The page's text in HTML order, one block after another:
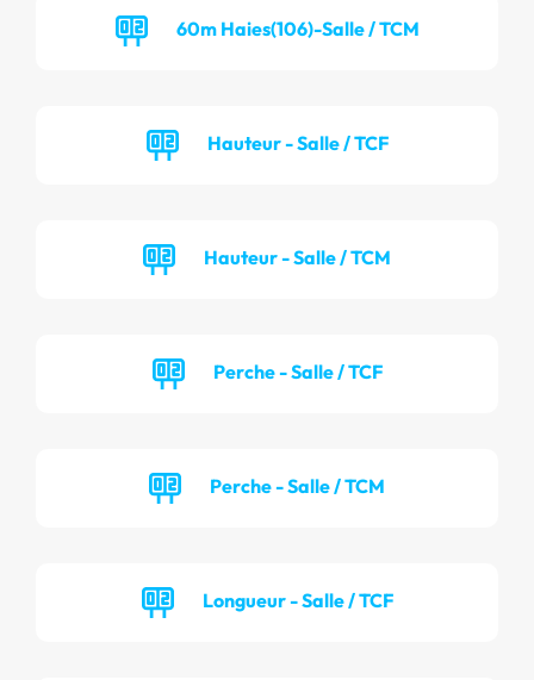
60m Haies(106)-Salle / TCM
Hauteur - Salle / TCF
Hauteur - Salle / TCM
Perche - Salle / TCF
Perche - Salle / TCM
Longueur - Salle / TCF